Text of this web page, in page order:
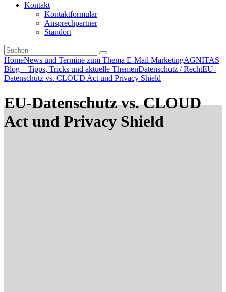
Kontakt
Kontaktformular
Ansprechpartner
Standort
HomeNews und Termine zum Thema E-Mail MarketingAGNITAS
Blog – Tipps, Tricks und aktuelle ThemenDatenschutz / RechtEU-
Datenschutz vs. CLOUD Act und Privacy Shield
EU-Datenschutz vs. CLOUD
Act und Privacy Shield